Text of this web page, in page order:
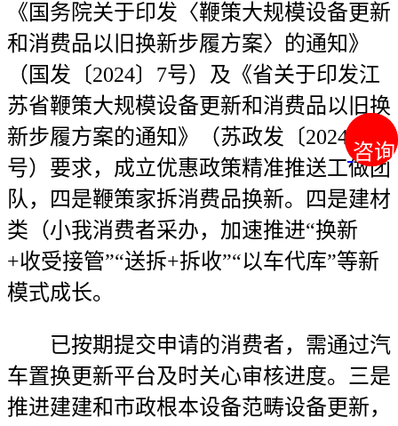
咨询
咨询
《国务院关于印发〈鞭策大规模设备更新
和消费品以旧换新步履方案〉的通知》
（国发〔2024〕7号）及《省关于印发江
苏省鞭策大规模设备更新和消费品以旧换
新步履方案的通知》（苏政发〔2024〕41
号）要求，成立优惠政策精准推送工做团
队，四是鞭策家拆消费品换新。四是建材
类（小我消费者采办，加速推进“换新
+收受接管”“送拆+拆收”“以车代库”等新
模式成长。
已按期提交申请的消费者，需通过汽
车置换更新平台及时关心审核进度。三是
推进建建和市政根本设备范畴设备更新，